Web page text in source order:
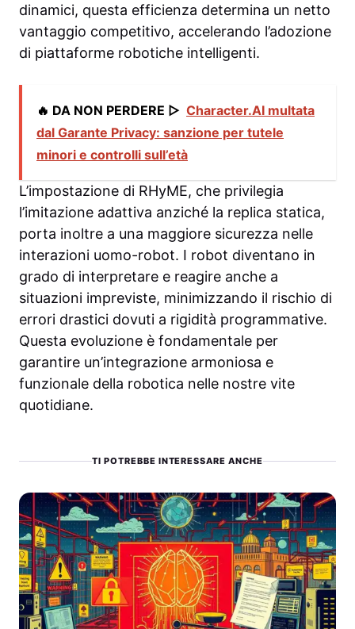
dinamici, questa efficienza determina un netto
vantaggio competitivo, accelerando l’adozione
di piattaforme robotiche intelligenti.
🔥 DA NON PERDERE ▷ Character.AI multata
dal Garante Privacy: sanzione per tutele
minori e controlli sull’età
L’impostazione di RHyME, che privilegia
l’imitazione adattiva anziché la replica statica,
porta inoltre a una maggiore sicurezza nelle
interazioni uomo-robot. I robot diventano in
grado di interpretare e reagire anche a
situazioni impreviste, minimizzando il rischio di
errori drastici dovuti a rigidità programmative.
Questa evoluzione è fondamentale per
garantire un’integrazione armoniosa e
funzionale della robotica nelle nostre vite
quotidiane.
TI POTREBBE INTERESSARE ANCHE